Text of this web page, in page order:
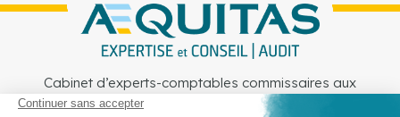
Cabinet d’experts-comptables commissaires aux
comptes sur Lille, Lens et Douai